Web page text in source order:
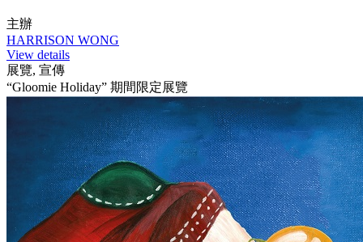
主辦
HARRISON WONG
View details
展覽, 宣傳
“Gloomie Holiday” 期間限定展覽